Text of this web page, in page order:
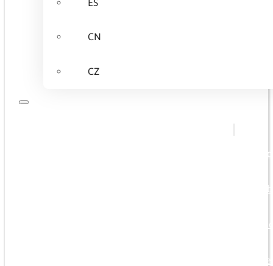
ES
CN
CZ
Qualification
Formations de
Formations
Programmes